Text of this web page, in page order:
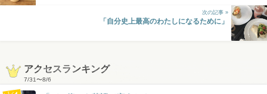
次の記事 »
「自分史上最高のわたしになるために」
アクセスランキング
7/31〜8/6